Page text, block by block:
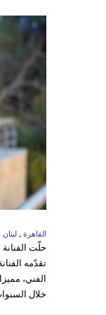
القاهرة ـ لبنان
حلّت
الفني،
خلال